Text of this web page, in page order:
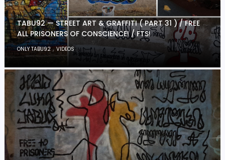
TABU92 — STREET ART & GRAFFITI ( PART 31 ) / FREE
ALL PRISONERS OF CONSCIENCE! / FTS!
ONLY TABU92,VIDEOS